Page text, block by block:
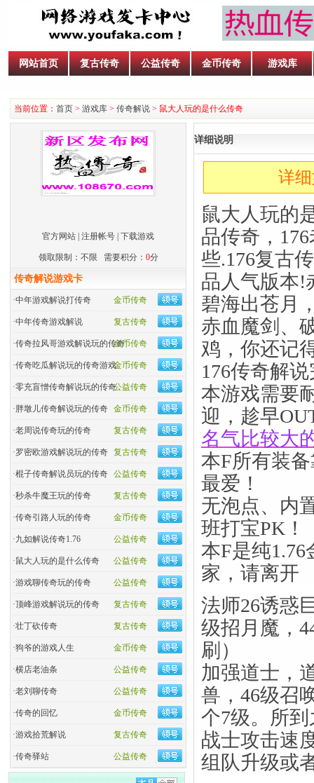
网站首页 复古传奇 公益传奇 金币传奇 游戏库
当前位置： 首页 > 游戏库 > 传奇解说 > 鼠大人玩的是什么传奇
官方网站 注册帐号 下载游戏
领取限制：不限 需要积分： 0分
传奇解说游戏卡
金币传奇
·中年游戏解说打传奇
复古传奇
·中年传奇游戏解说
金币传奇
·传奇拉风哥游戏解说玩的传奇
金币传奇
·传奇吃瓜解说玩的传奇游戏
公益传奇
·零充盲憎传奇解说玩的传奇
金币传奇
·胖墩儿传奇解说玩的传奇
复古传奇
·老周说传奇玩的传奇
复古传奇
·罗密欧游戏解说玩的传奇
公益传奇
·棍子传奇解说员玩的传奇
复古传奇
·秒杀牛魔王玩的传奇
金币传奇
·传奇引路人玩的传奇
公益传奇
·九如解说传奇1.76
公益传奇
·鼠大人玩的是什么传奇
公益传奇
·游戏聊传奇玩的传奇
复古传奇
·顶峰游戏解说玩的传奇
复古传奇
·壮丁砍传奇
金币传奇
·狗爷的游戏人生
公益传奇
·横店老油条
公益传奇
·老刘聊传奇
金币传奇
·传奇的回忆
复古传奇
·游戏拾荒解说
公益传奇
·传奇驿站
详细说明
详
鼠大人玩的
品传奇，
些.176复古
品人气版本!
碧海出苍月
赤血魔剑、
鸡，你还记
176传奇解
本游戏需要
迎，趁早
名气比较大
本F所有装
最爱！
无泡点、内
班打宝PK！
本F是纯
家，请离开
法师26诱惑
级招月魔，
刷）
加强道士，
兽，46级召
个7级。所
战士攻击速
组队升级或